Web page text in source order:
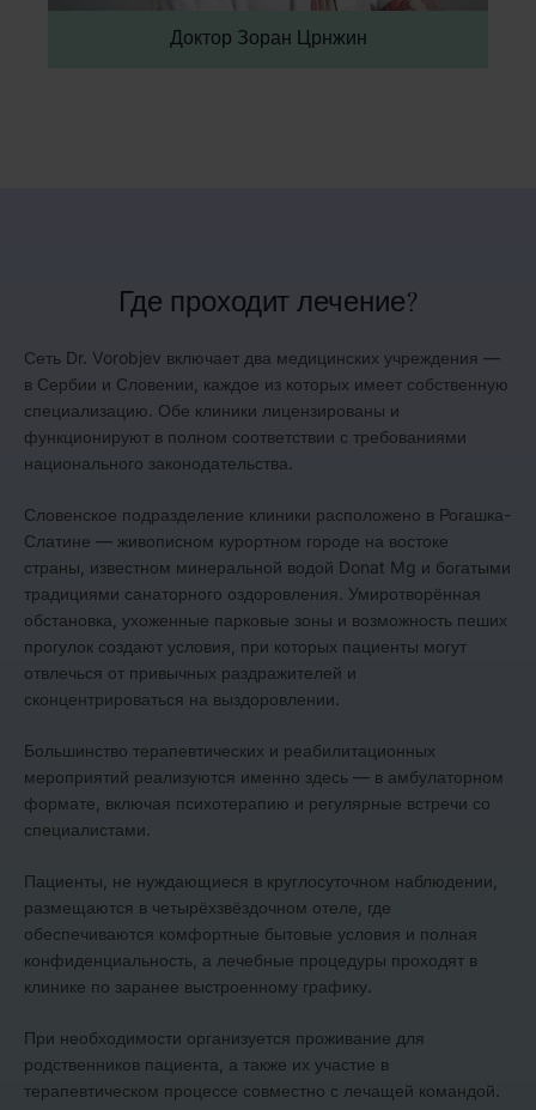
Доктор Зоран Црнжин
Где проходит лечение?
Сеть Dr. Vorobjev включает два медицинских учреждения —
в Сербии и Словении, каждое из которых имеет собственную
специализацию. Обе клиники лицензированы и
функционируют в полном соответствии с требованиями
национального законодательства.
Словенское подразделение клиники расположено в Рогашка-
Слатине — живописном курортном городе на востоке
страны, известном минеральной водой Donat Mg и богатыми
традициями санаторного оздоровления. Умиротворённая
обстановка, ухоженные парковые зоны и возможность пеших
прогулок создают условия, при которых пациенты могут
отвлечься от привычных раздражителей и
сконцентрироваться на выздоровлении.
Большинство терапевтических и реабилитационных
мероприятий реализуются именно здесь — в амбулаторном
формате, включая психотерапию и регулярные встречи со
специалистами.
Пациенты, не нуждающиеся в круглосуточном наблюдении,
размещаются в четырёхзвёздочном отеле, где
обеспечиваются комфортные бытовые условия и полная
конфиденциальность, а лечебные процедуры проходят в
клинике по заранее выстроенному графику.
При необходимости организуется проживание для
родственников пациента, а также их участие в
терапевтическом процессе совместно с лечащей командой.